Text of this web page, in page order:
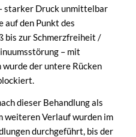
starker Druck unmittelbar
auf den Punkt des
bis zur Schmerzfreiheit /
– mit
der untere Rücken
dieser Behandlung als
weiteren Verlauf wurden im
durchgeführt, bis der